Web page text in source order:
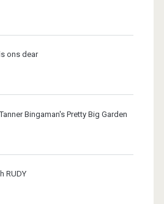
ons dear
Bingaman's Pretty Big Garden
RUDY